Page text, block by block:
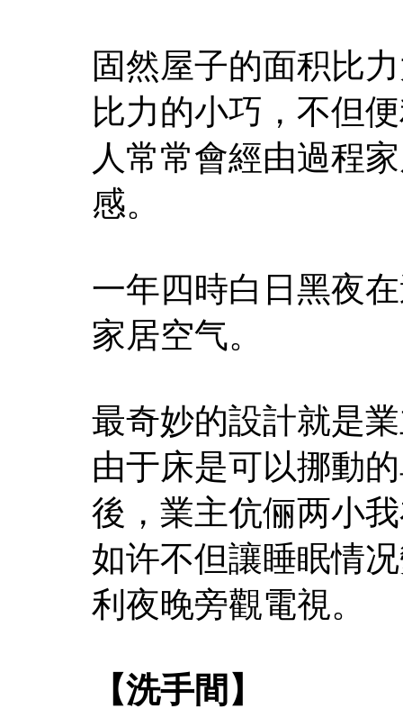
固然屋子的面积比
比力的小巧，不但
人常常會經由過程
感。
一年四時白日黑夜
家居空气。
最奇妙的設計就是
由于床是可以挪動
後，業主伉俪两小
如许不但讓睡眠情
利夜晚旁觀電視。
【洗手間】